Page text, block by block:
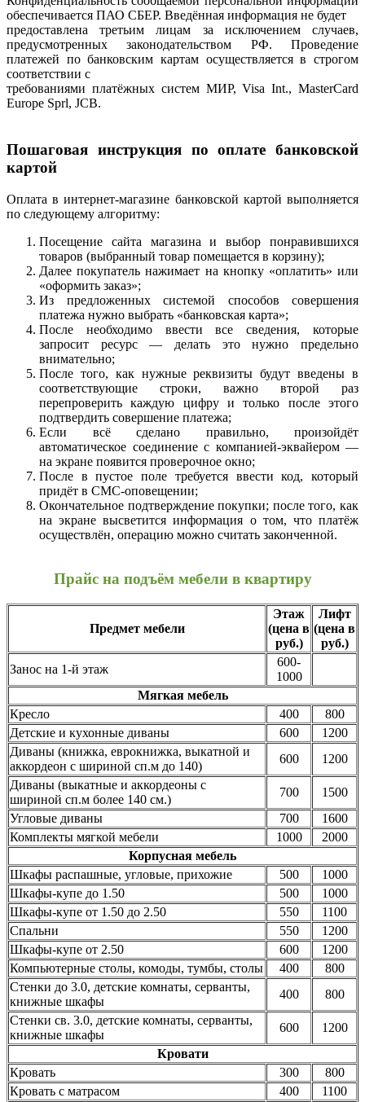
обеспечивается ПАО СБЕР. Введённая информация не будет
предоставлена третьим лицам за исключением случаев,
предусмотренных законодательством РФ. Проведение
платежей по банковским картам осуществляется в строгом
соответствии с
требованиями платёжных систем МИР, Visa Int., MasterCard
Europe Sprl, JCB.
Пошаговая инструкция по оплате банковской
картой
Оплата в интернет-магазине банковской картой выполняется
по следующему алгоритму:
Посещение сайта магазина и выбор понравившихся
товаров (выбранный товар помещается в корзину);
Далее покупатель нажимает на кнопку «оплатить» или
«оформить заказ»;
Из предложенных системой способов совершения
платежа нужно выбрать «банковская карта»;
После необходимо ввести все сведения, которые
запросит ресурс — делать это нужно предельно
внимательно;
После того, как нужные реквизиты будут введены в
соответствующие строки, важно второй раз
перепроверить каждую цифру и только после этого
подтвердить совершение платежа;
Если всё сделано правильно, произойдёт
автоматическое соединение с компанией-эквайером —
на экране появится проверочное окно;
После в пустое поле требуется ввести код, который
придёт в СМС-оповещении;
Окончательное подтверждение покупки; после того, как
на экране высветится информация о том, что платёж
осуществлён, операцию можно считать законченной.
Прайс на подъём мебели в квартиру
Предмет мебели
Этаж
(цена в
руб.)
Лифт
(цена в
руб.)
Занос на 1-й этаж
600-
1000
Мягкая мебель
Кресло
400
800
Детские и кухонные диваны
600
1200
Диваны (книжка, еврокнижка, выкатной и
аккордеон с шириной сп.м до 140)
600
1200
Диваны (выкатные и аккордеоны с
шириной сп.м более 140 см.)
700
1500
Угловые диваны
700
1600
Комплекты мягкой мебели
1000
2000
Корпусная мебель
Шкафы распашные, угловые, прихожие
500
1000
Шкафы-купе до 1.50
500
1000
Шкафы-купе от 1.50 до 2.50
550
1100
Спальни
550
1200
Шкафы-купе от 2.50
600
1200
Компьютерные столы, комоды, тумбы, столы
400
800
Стенки до 3.0, детские комнаты, серванты,
книжные шкафы
400
800
Стенки св. 3.0, детские комнаты, серванты,
книжные шкафы
600
1200
Кровати
Кровать
300
800
Кровать с матрасом
400
1100